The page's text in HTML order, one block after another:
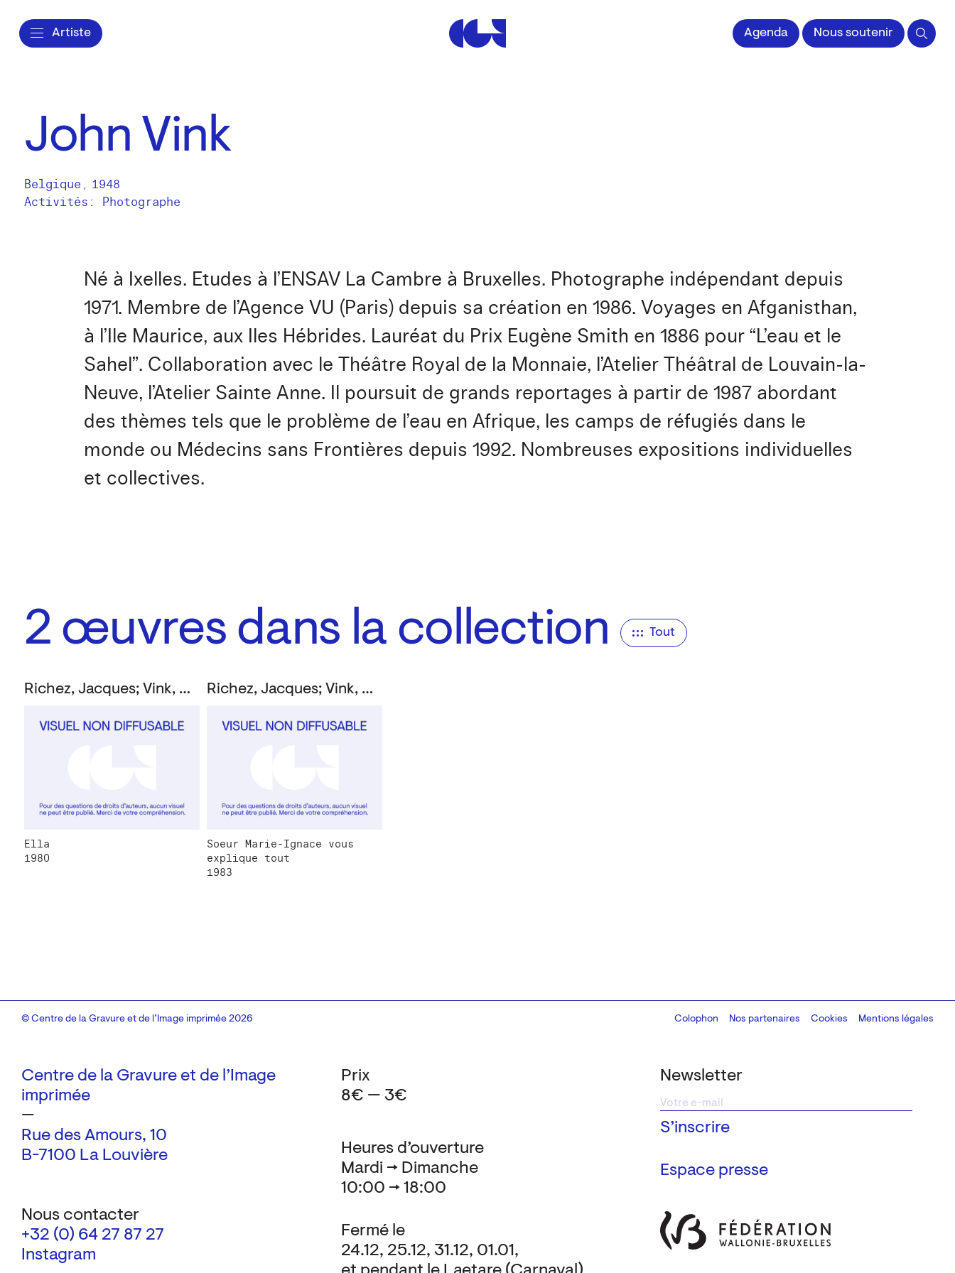
Artiste Centre de la Gravure et de l'Image impriméeAgenda Nous soutenir
John Vink
Belgique , 1948
Activités: Photographe
Né à Ixelles. Etudes à l’ENSAV La Cambre à Bruxelles. Photographe indépendant depuis
1971. Membre de l’Agence VU (Paris) depuis sa création en 1986. Voyages en Afganisthan,
à l’Ile Maurice, aux Iles Hébrides. Lauréat du Prix Eugène Smith en 1886 pour “L’eau et le
Sahel”. Collaboration avec le Théâtre Royal de la Monnaie, l’Atelier Théâtral de Louvain-la-
Neuve, l’Atelier Sainte Anne. Il poursuit de grands reportages à partir de 1987 abordant
des thèmes tels que le problème de l’eau en Afrique, les camps de réfugiés dans le
monde ou Médecins sans Frontières depuis 1992. Nombreuses expositions individuelles
et collectives.
2 œuvres dans la collection Tout
Richez, Jacques; Vink, John
Ella
1980
Richez, Jacques; Vink, John
Soeur Marie-Ignace vous
explique tout
1983
Centre de la Gravure et de l’Image
imprimée
—
Rue des Amours, 10
B-7100 La Louvière
Nous contacter
+32 (0) 64 27 87 27
Instagram
Newsletter
Espace presse
Heures d’ouverture
Mardi → Dimanche
10:00 → 18:00
Fermé le
24.12, 25.12, 31.12, 01.01,
Prix
8€ — 3€
© Centre de la Gravure et de l’Image imprimée 2026 Colophon
Design:Marcel Kaczmarek, code:8080.studio
Nos partenaires Cookies Mentions légales